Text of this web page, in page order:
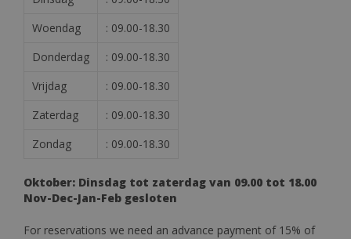
Woendag
: 09.00-18.30
Donderdag
: 09.00-18.30
Vrijdag
: 09.00-18.30
Zaterdag
: 09.00-18.30
Zondag
: 09.00-18.30
Oktober: Dinsdag tot zaterdag van 09.00 tot 18.00
Nov-Dec-Jan-Feb gesloten
For reservations we need an advance payment of 15% of